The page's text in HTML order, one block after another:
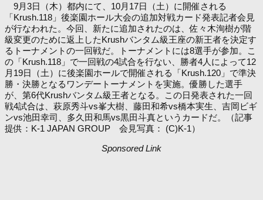
9月3日（木）都内にて、10月17日（土）に開催される
「Krush.118」後楽園ホール大会の追加対戦カード発表記者会見
が行なわれた。今回、新たに追加されたのは、佐々木洵樹が階
級変更のために返上したKrushバンタム級王座の新王者を決定す
るトーナメントの一回戦だ。トーナメントには8選手が参加。こ
の「Krush.118」で一回戦の4試合を行ない、勝者4人によって12
月19日（土）に後楽園ホールで開催される「Krush.120」で準決
勝・決勝となるワンデートーナメントを実施。優勝した選手
が、第6代Krushバンタム級王者となる。この日発表された一回
戦4試合は、萩原秀斗vs峯大樹、藤田和希vs橋本実生、吉岡ビギ
ンvs池田幸司、多久田和馬vs黒田斗真というカードだ。（記事
提供：K-1 JAPAN GROUP 会見写真： (C)K-1）
Sponsored Link